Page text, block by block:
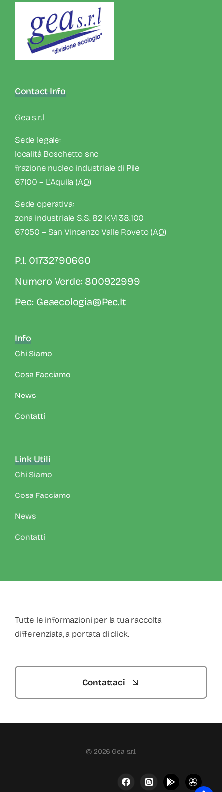
Contact Info
Gea s.r.l
Sede legale:
località Boschetto snc
frazione nucleo industriale di Pile
67100 – L’Aquila (AQ)
Sede operativa:
zona industriale S.S. 82 KM 38.100
67050 – San Vincenzo Valle Roveto (AQ)
P.I. 01732790660
Numero Verde: 800922999
Pec: Geaecologia@pec.it
Info
Chi Siamo
Cosa Facciamo
News
Contatti
Link Utili
Chi Siamo
Cosa Facciamo
News
Contatti
Tutte le informazioni per la tua raccolta
differenziata, a portata di click.
Contattaci
© 2026 Gea s.r.l.